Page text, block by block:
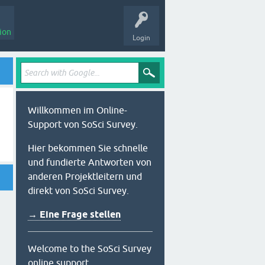
Login
Willkommen im Online-
Support von SoSci Survey.
Hier bekommen Sie schnelle
und fundierte Antworten von
anderen Projektleitern und
direkt von SoSci Survey.
→ Eine Frage stellen
Welcome to the SoSci Survey
online support.